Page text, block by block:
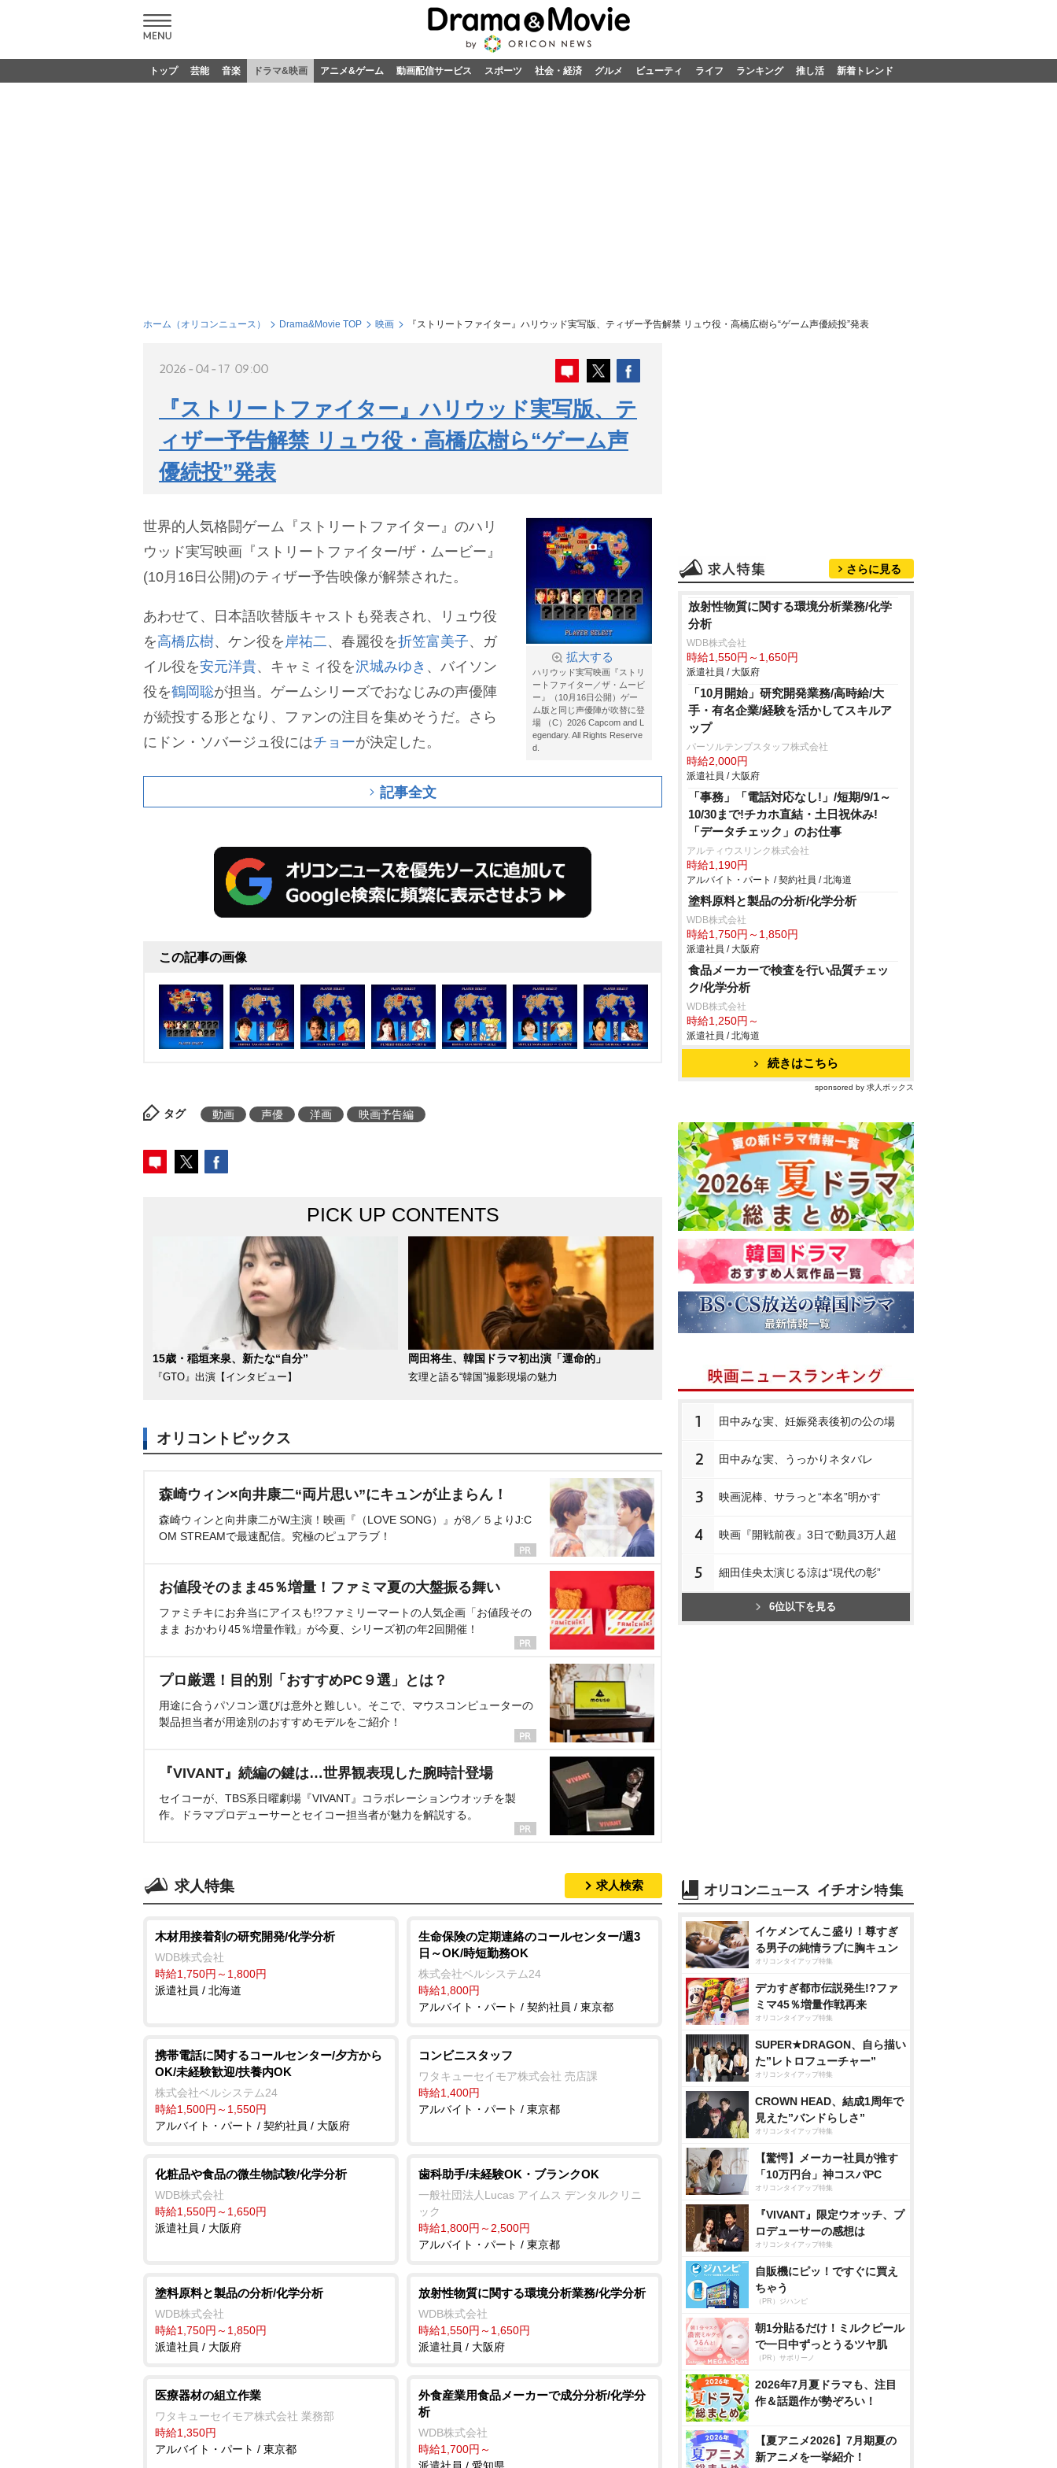
トップ 芸能 音楽 ドラマ&映画 アニメ&ゲーム 動画配信サービス スポーツ 社会・経済 グルメ ビューティ ライフ ランキング 推し活 新着トレンド
ホーム（オリコンニュース） Drama&Movie TOP 映画 『ストリートファイター』ハリウッド実写版、ティザー予告解禁 リュウ役・高橋広樹ら“ゲーム声優続投”発表
2026-04-17 09:00
『ストリートファイター』ハリウッド実写版、テ
ィザー予告解禁 リュウ役・高橋広樹ら“ゲーム声
優続投”発表
拡大する
ハリウッド実写映画『ストリ
ートファイター／ザ・ムービ
ー』（10月16日公開）ゲー
ム版と同じ声優陣が吹替に登
場 （C）2026 Capcom and L
egendary. All Rights Reserve
d.
世界的人気格闘ゲーム『ストリートファイター』のハリ
ウッド実写映画『ストリートファイター/ザ・ムービー』
(10月16日公開)のティザー予告映像が解禁された。
あわせて、日本語吹替版キャストも発表され、リュウ役
を高橋広樹、ケン役を 岸祐二、春麗役を折笠富美子、ガ
イル役を安元洋貴、キャミィ役を沢城みゆき 、バイソン
役を鶴岡聡が担当。ゲームシリーズでおなじみの声優陣
が続投する形となり、ファンの注目を集めそうだ。さら
にドン・ソバージュ役にはチョーが決定した。
記事全文
この記事の画像
タグ 動画 声優 洋画 映画予告編
PICK UP CONTENTS
15歳・稲垣来泉、新たな“自分”
『GTO』出演【インタビュー】
岡田将生、韓国ドラマ初出演「運命的」
玄理と語る“韓国”撮影現場の魅力
オリコントピックス
森崎ウィン×向井康二“両片思い”にキュンが止まらん！
森崎ウィンと向井康二がW主演！映画『（LOVE SONG）』が8／５よりJ:C
OM STREAMで最速配信。究極のピュアラブ！
お値段そのまま45％増量！ファミマ夏の大盤振る舞い
ファミチキにお弁当にアイスも!?ファミリーマートの人気企画「お値段その
まま おかわり45％増量作戦」が今夏、シリーズ初の年2回開催！
プロ厳選！目的別「おすすめPC９選」とは？
用途に合うパソコン選びは意外と難しい。そこで、マウスコンピューターの
製品担当者が用途別のおすすめモデルをご紹介！
『VIVANT』続編の鍵は…世界観表現した腕時計登場
セイコーが、TBS系日曜劇場『VIVANT』コラボレーションウオッチを製
作。ドラマプロデューサーとセイコー担当者が魅力を解説する。
求人特集 求人検索
木材用接着剤の研究開発/化学分析
WDB株式会社
時給1,750円～1,800円
派遣社員 / 北海道
生命保険の定期連絡のコールセンター/週3
日～OK/時短勤務OK
株式会社ベルシステム24
時給1,800円
アルバイト・パート / 契約社員 / 東京都
携帯電話に関するコールセンター/夕方から
OK/未経験歓迎/扶養内OK
株式会社ベルシステム24
時給1,500円～1,550円
アルバイト・パート / 契約社員 / 大阪府
コンビニスタッフ
ワタキューセイモア株式会社 売店課
時給1,400円
アルバイト・パート / 東京都
化粧品や食品の微生物試験/化学分析
WDB株式会社
時給1,550円～1,650円
派遣社員 / 大阪府
歯科助手/未経験OK・ブランクOK
一般社団法人Lucas アイムス デンタルクリニ
ック
時給1,800円～2,500円
アルバイト・パート / 東京都
塗料原料と製品の分析/化学分析
WDB株式会社
時給1,750円～1,850円
派遣社員 / 大阪府
放射性物質に関する環境分析業務/化学分析
WDB株式会社
時給1,550円～1,650円
派遣社員 / 大阪府
医療器材の組立作業
ワタキューセイモア株式会社 業務部
時給1,350円
アルバイト・パート / 東京都
外食産業用食品メーカーで成分分析/化学分
析
WDB株式会社
時給1,700円～
派遣社員 / 愛知県
さらに見る
放射性物質に関する環境分析業務/化学
分析
WDB株式会社
時給1,550円～1,650円
派遣社員 / 大阪府
「10月開始」研究開発業務/高時給/大
手・有名企業/経験を活かしてスキルア
ップ
パーソルテンプスタッフ株式会社
時給2,000円
派遣社員 / 大阪府
「事務」「電話対応なし!」/短期/9/1～
10/30まで!チカホ直結・土日祝休み!
「データチェック」のお仕事
アルティウスリンク株式会社
時給1,190円
アルバイト・パート / 契約社員 / 北海道
塗料原料と製品の分析/化学分析
WDB株式会社
時給1,750円～1,850円
派遣社員 / 大阪府
食品メーカーで検査を行い品質チェッ
ク/化学分析
WDB株式会社
時給1,250円～
派遣社員 / 北海道
続きはこちら
sponsored by 求人ボックス
1 田中みな実、妊娠発表後初の公の場
2 田中みな実、うっかりネタバレ
3 映画泥棒、サラっと“本名”明かす
4 映画『開戦前夜』3日で動員3万人超
5 細田佳央太演じる涼は“現代の彰”
6位以下を見る
イケメンてんこ盛り！尊すぎ
る男子の純情ラブに胸キュン
オリコンタイアップ特集
デカすぎ都市伝説発生!?ファ
ミマ45％増量作戦再来
オリコンタイアップ特集
SUPER★DRAGON、自ら描い
た”レトロフューチャー”
オリコンタイアップ特集
CROWN HEAD、結成1周年で
見えた”バンドらしさ”
オリコンタイアップ特集
【驚愕】メーカー社員が推す
「10万円台」神コスパPC
オリコンタイアップ特集
『VIVANT』限定ウオッチ、プ
ロデューサーの感想は
オリコンタイアップ特集
自販機にピッ！ですぐに買え
ちゃう
（PR）ジハンピ
朝1分貼るだけ！ミルクピール
で一日中ずっとうるツヤ肌
（PR）サボリーノ
2026年7月夏ドラマも、注目
作＆話題作が勢ぞろい！
【夏アニメ2026】7月期夏の
新アニメを一挙紹介！